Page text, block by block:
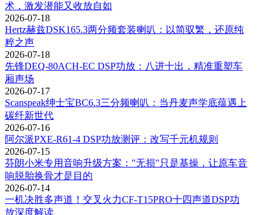
术，激发潜能又收放自如
2026-07-18
Hertz赫兹DSK165.3两分频套装喇叭：以简驭繁，还原纯
粹之声
2026-07-18
先锋DEQ-80ACH-EC DSP功放：八进十出，精准重塑车
厢声场
2026-07-17
Scanspeak绅士宝BC6.3三分频喇叭：当丹麦声学底蕴遇上
碳纤新世代
2026-07-16
阿尔派PXE-R61-4 DSP功放测评：改写千元机规则
2026-07-15
芬朗小米专用音响升级方案："无损"只是基操，让原车音
响脱胎换骨才是目的
2026-07-14
一机决胜多声道！交叉火力CF-T15PRO十四声道DSP功
放深度解读